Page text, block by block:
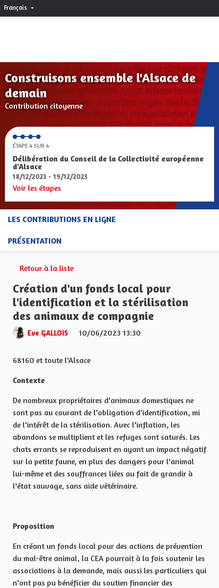
Français Choisir la langue
Construisons ensemble l'Alsace de
demain
Contribution citoyenne
ÉTAPE 4 SUR 4
Délibération du Conseil de la Collectivité européenne
d'Alsace
18/12/2023 - 19/12/2023
Voir les étapes
LES CONTRIBUTIONS EN LIGNE
PRÉSENTATION
Retour à la liste
Création d'un fonds local pour
l'identification et la stérilisation
des animaux de compagnie
Eve GALLOIS
10/06/2023 13:30
68160 et toute l'Alsace
Contexte
De nombreux propriétaires d'animaux domestiques ne
sont pas au courant de l'obligation d'identification, mi
de l'intérêt de la stérilisation. Avec l'inflation, les
abandons se multiplient et les refuges sont saturés. Les
chats errants se reproduisent en ayant un impact négatif
sur la petite faune, en plus des dangers pour l'animal
lui-même et des souffrances liées au fait de grandir à
l'état sauvage, sans aide vétérinaire.
Proposition
En créant un fonds local pour des actions de prévention
du mal-être animal, la CEA pourrait à la fois soutenir les
associations à la demande, mais aussi les particuliers qui
n'ont pas pu bénéficier du soutien financier des